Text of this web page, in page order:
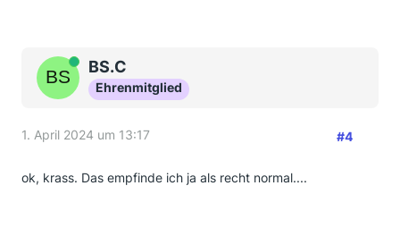
OnlineBS.C
Ehrenmitglied
1. April 2024 um 13:17 #4
ok, krass. Das empfinde ich ja als recht normal....